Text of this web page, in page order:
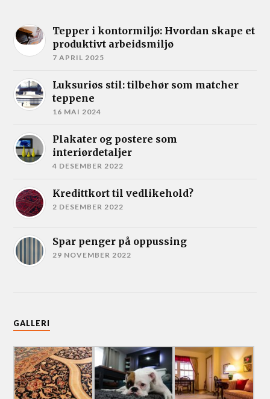
Tepper i kontormiljø: Hvordan skape et
produktivt arbeidsmiljø
7 APRIL 2025
Luksuriøs stil: tilbehør som matcher
teppene
16 MAI 2024
Plakater og postere som
interiørdetaljer
4 DESEMBER 2022
Kredittkort til vedlikehold?
2 DESEMBER 2022
Spar penger på oppussing
29 NOVEMBER 2022
GALLERI